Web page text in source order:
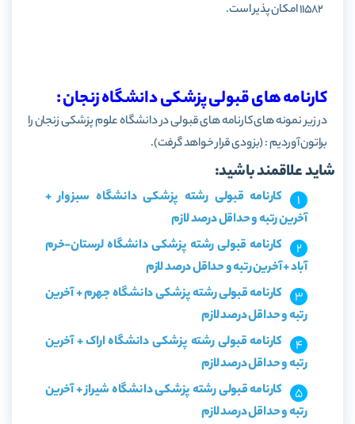
11582 امکان پذیر است.
کارنامه های قبولی پزشکی دانشگاه زنجان :
در زیر نمونه های کارنامه های قبولی در دانشگاه علوم پزشکی زنجان را
براتون آوردیم : (بزودی قرار خواهد گرفت).
شاید علاقمند باشید:
کارنامه قبولی رشته پزشکی دانشگاه سبزوار +
آخرین رتبه و حداقل درصد لازم
کارنامه قبولی رشته پزشکی دانشگاه لرستان-خرم
آباد + آخرین رتبه و حداقل درصد لازم
کارنامه قبولی رشته پزشکی دانشگاه جهرم + آخرین
رتبه و حداقل درصد لازم
کارنامه قبولی رشته پزشکی دانشگاه اراک + آخرین
رتبه و حداقل درصد لازم
کارنامه قبولی رشته پزشکی دانشگاه شیراز + آخرین
رتبه و حداقل درصد لازم